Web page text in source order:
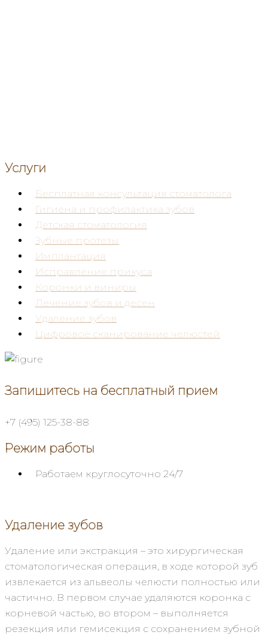
Услуги
Бесплатная консультация стоматолога
Гигиена и профилактика зубов
Детская стоматология
Зубные протезы
Имплантация
Исправление прикуса
Коронки и виниры
Лечение зубов и десен
Удаление зубов
Цифровое сканирование челюстей
Запишитесь на бесплатный прием
+7 (495) 125-38-88
Режим работы
Работаем круглосуточно 24/7
Удаление зубов
Удаление или экстракция – это хирургическая
стоматологическая операция, в ходе которой зуб
извлекается из альвеолы челюсти полностью или
частично. В первом случае удаляются коронка с
корневой частью, во втором – выполняется
резекция или гемисекция с сохранением зубной